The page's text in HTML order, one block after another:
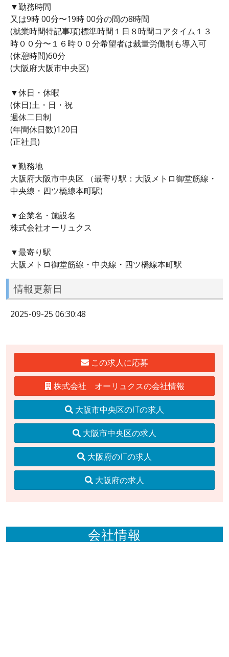
▼勤務時間
又は9時 00分〜19時 00分の間の8時間
(就業時間特記事項)標準時間１日８時間コアタイム１３
時００分〜１６時００分希望者は裁量労働制も導入可
(休憩時間)60分
(大阪府大阪市中央区)
▼休日・休暇
(休日)土・日・祝
週休二日制
(年間休日数)120日
(正社員)
▼勤務地
大阪府大阪市中央区 （最寄り駅：大阪メトロ御堂筋線・
中央線・四ツ橋線本町駅)
▼企業名・施設名
株式会社オーリュクス
▼最寄り駅
大阪メトロ御堂筋線・中央線・四ツ橋線本町駅
情報更新日
2025-09-25 06:30:48
この求人に応募
株式会社 オーリュクスの会社情報
大阪市中央区のITの求人
大阪市中央区の求人
大阪府のITの求人
大阪府の求人
会社情報